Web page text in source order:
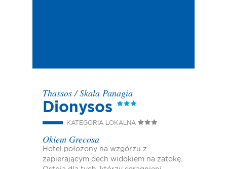
Thassos/Skala Panagia
Dionysos
KATEGORIA LOKALNA
Okiem Grecosa
Hotel położony na wzgórzu z
zapierającym dech widokiem na zatokę.